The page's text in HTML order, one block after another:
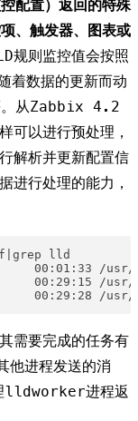
配置）返回的特殊
、触发器、图表或
规则监控值会按照
着数据的更新而动
。从Zabbix 4.2
可以进行预处理，
解析并更新配置信
进行处理的能力，
lld
00:01:33 /usr/
00:29:15 /
00:29:28 /
需要完成的任务有
进程发送的消
lldworker进程返